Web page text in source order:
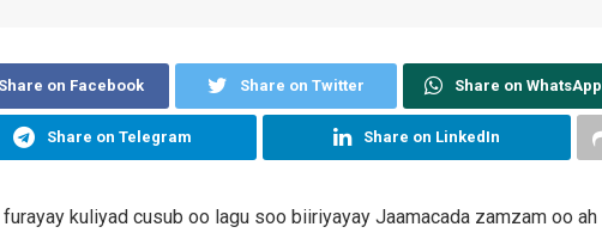
Share on Facebook Share on Twitter Share on WhatsApp
Share on Telegram Share on LinkedIn
kuliyad cusub oo lagu soo biiriyayay Jaamacada zamzam oo ah